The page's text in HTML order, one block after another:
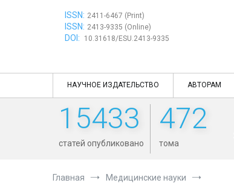
ISSN: 2411-6467 (Print)
ISSN: 2413-9335 (Online)
DOI: 10.31618/ESU.2413-9335
НАУЧНОЕ ИЗДАТЕЛЬСТВО АВТОРАМ
15433
статей опубликовано
472
тома
Главная
Медицинские науки